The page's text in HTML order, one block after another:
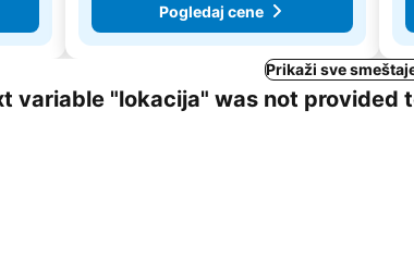
Pogledaj cene
Prikaži sve
variable "lokacija" was not provided